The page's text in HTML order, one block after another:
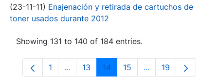
(23-11-11) Enajenación y retirada de cartuchos de
toner usados durante 2012
Showing 131 to 140 of 184 entries.
Page
1 ...Intermediate Pages Use TAB to navigate.
Page
13 Page
14 Page
15 ...Intermediate
Page
19